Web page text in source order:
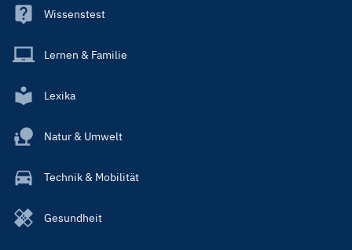
Wissenstest
Lernen & Familie
Lexika
Natur & Umwelt
Technik & Mobilität
Gesundheit